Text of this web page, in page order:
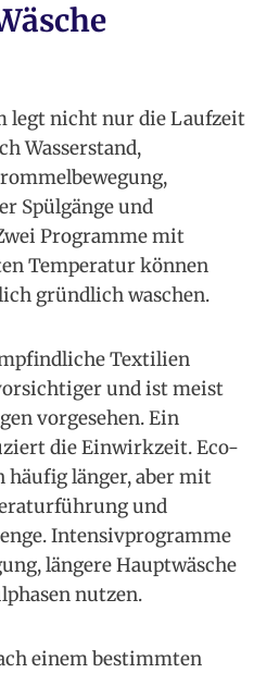
legt nicht nur die Laufzeit
Wasserstand,
Spülgänge und
Programme mit
Temperatur können
gründlich waschen.
Textilien
und ist meist
vorgesehen. Ein
die Einwirkzeit. Eco-
häufig länger, aber mit
und
Intensivprogramme
längere Hauptwäsche
nutzen.
einem bestimmten